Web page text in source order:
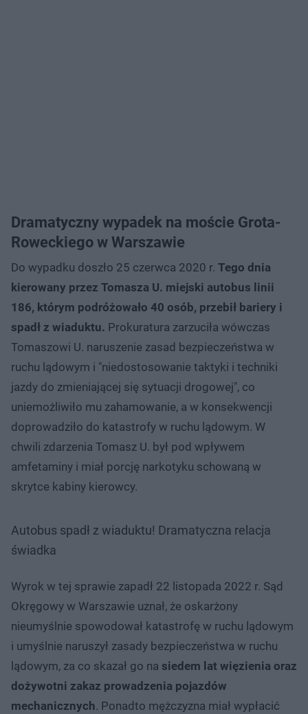
Dramatyczny wypadek na moście Grota-
Roweckiego w Warszawie
Do wypadku doszło 25 czerwca 2020 r. Tego dnia
kierowany przez Tomasza U. miejski autobus linii
186, którym podróżowało 40 osób, przebił bariery i
spadł z wiaduktu. Prokuratura zarzuciła wówczas
Tomaszowi U. naruszenie zasad bezpieczeństwa w
ruchu lądowym i "niedostosowanie taktyki i techniki
jazdy do zmieniającej się sytuacji drogowej", co
uniemożliwiło mu zahamowanie, a w konsekwencji
doprowadziło do katastrofy w ruchu lądowym. W
chwili zdarzenia Tomasz U. był pod wpływem
amfetaminy i miał porcję narkotyku schowaną w
skrytce kabiny kierowcy.
Autobus spadł z wiaduktu! Dramatyczna relacja
świadka
Wyrok w tej sprawie zapadł 22 listopada 2022 r. Sąd
Okręgowy w Warszawie uznał, że oskarżony
nieumyślnie spowodował katastrofę w ruchu lądowym
i umyślnie naruszył zasady bezpieczeństwa w ruchu
lądowym, za co skazał go na siedem lat więzienia oraz
dożywotni zakaz prowadzenia pojazdów
mechanicznych. Ponadto mężczyzna miał wypłacić